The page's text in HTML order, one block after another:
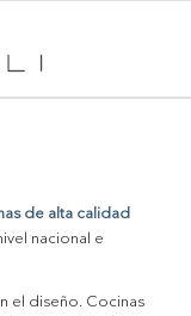
de alta calidad
nacional e
el diseño. Cocinas